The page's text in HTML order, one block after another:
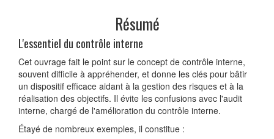
Résumé
L'essentiel du contrôle interne
Cet ouvrage fait le point sur le concept de contrôle interne,
souvent difficile à appréhender, et donne les clés pour bâtir
un dispositif efficace aidant à la gestion des risques et à la
réalisation des objectifs. Il évite les confusions avec l'audit
interne, chargé de l'amélioration du contrôle interne.
Étayé de nombreux exemples, il constitue :